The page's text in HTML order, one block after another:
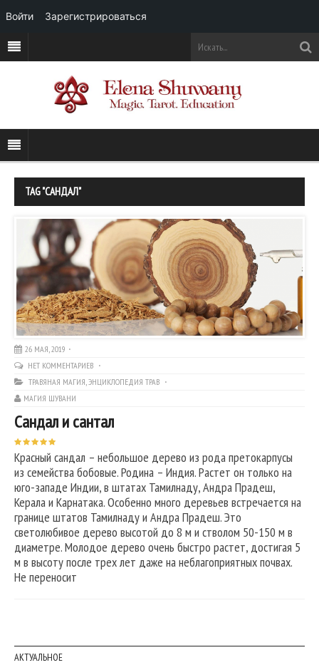
TAG "САНДАЛ"
26 МАЯ, 2019
НЕТ КОММЕНТАРИЕВ
ТРАВЯНАЯ МАГИЯ,ЭНЦИКЛОПЕДИЯ ТРАВ
МАГИЯ ШУВАНИ
Сандал и сантал
Красный сандал – небольшое дерево из рода претокарпусы
из семейства бобовые. Родина – Индия. Растет он только на
юго-западе Индии, в штатах Тамилнаду, Андра Прадеш,
Керала и Карнатака. Особенно много деревьев встречается на
границе штатов Тамилнаду и Андра Прадеш. Это
светолюбивое дерево высотой до 8 м и стволом 50-150 м в
диаметре. Молодое дерево очень быстро растет, достигая 5
м в высоту после трех лет даже на неблагоприятных почвах.
Не переносит
АКТУАЛЬНОЕ
Войти Зарегистрироваться